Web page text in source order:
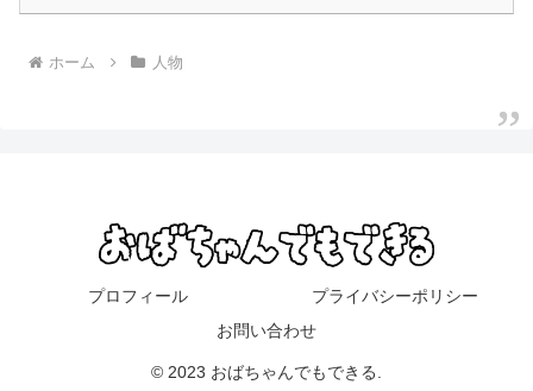
ホーム 人物
プロフィール
プライバシーポリシー
お問い合わせ
© 2023 おばちゃんでもできる.